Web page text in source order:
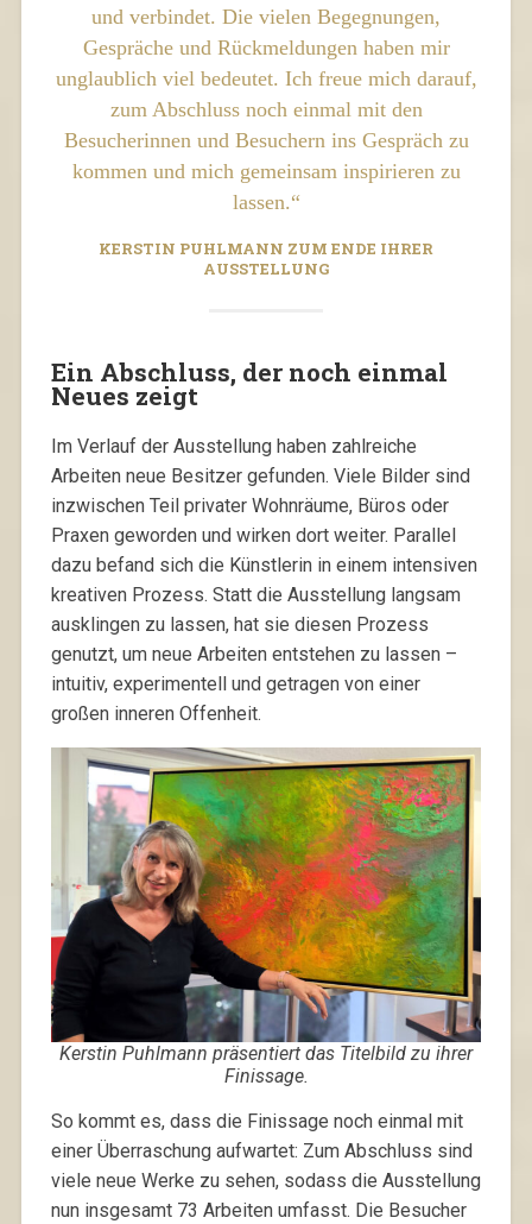
und verbindet. Die vielen Begegnungen,
Gespräche und Rückmeldungen haben mir
unglaublich viel bedeutet. Ich freue mich darauf,
zum Abschluss noch einmal mit den
Besucherinnen und Besuchern ins Gespräch zu
kommen und mich gemeinsam inspirieren zu
lassen.“
KERSTIN PUHLMANN ZUM ENDE IHRER
AUSSTELLUNG
Ein Abschluss, der noch einmal
Neues zeigt
Im Verlauf der Ausstellung haben zahlreiche
Arbeiten neue Besitzer gefunden. Viele Bilder sind
inzwischen Teil privater Wohnräume, Büros oder
Praxen geworden und wirken dort weiter. Parallel
dazu befand sich die Künstlerin in einem intensiven
kreativen Prozess. Statt die Ausstellung langsam
ausklingen zu lassen, hat sie diesen Prozess
genutzt, um neue Arbeiten entstehen zu lassen –
intuitiv, experimentell und getragen von einer
großen inneren Offenheit.
Kerstin Puhlmann präsentiert das Titelbild zu ihrer
Finissage.
So kommt es, dass die Finissage noch einmal mit
einer Überraschung aufwartet: Zum Abschluss sind
viele neue Werke zu sehen, sodass die Ausstellung
nun insgesamt 73 Arbeiten umfasst. Die Besucher